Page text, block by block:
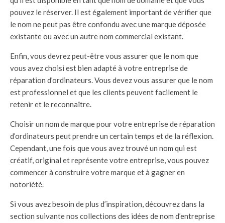
pouvez le réserver. Il est également important de vérifier que
le nom ne peut pas être confondu avec une marque déposée
existante ou avec un autre nom commercial existant.
Enfin, vous devrez peut-être vous assurer que le nom que
vous avez choisi est bien adapté à votre entreprise de
réparation d’ordinateurs. Vous devez vous assurer que le nom
est professionnel et que les clients peuvent facilement le
retenir et le reconnaître.
Choisir un nom de marque pour votre entreprise de réparation
d’ordinateurs peut prendre un certain temps et de la réflexion.
Cependant, une fois que vous avez trouvé un nom qui est
créatif, original et représente votre entreprise, vous pouvez
commencer à construire votre marque et à gagner en
notoriété.
Si vous avez besoin de plus d’inspiration, découvrez dans la
section suivante nos collections des idées de nom d’entreprise